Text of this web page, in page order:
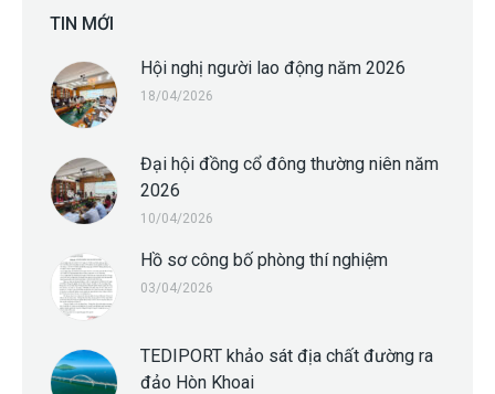
TIN MỚI
Hội nghị người lao động năm 2026
18/04/2026
Đại hội đồng cổ đông thường niên năm
2026
10/04/2026
Hồ sơ công bố phòng thí nghiệm
03/04/2026
TEDIPORT khảo sát địa chất đường ra
đảo Hòn Khoai